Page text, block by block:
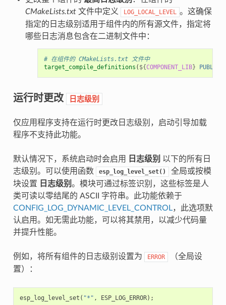
CMakeLists.txt文件中定义 LOG_LOCAL_LEVEL 。这确保
指定的日志级别适用于组件内的所有源文件，指定将
哪些日志消息包含在二进制文件中：
# 在组件的 CMakeLists.txt 文件中
target_compile_definitions ( ${COMPONENT_LIB} PUBLIC
运行时更改 日志级别
仅应用程序支持在运行时更改日志级别，启动引导加载
程序不支持此功能。
默认情况下，系统启动时会启用 日志级别 以下的所有日
志级别。可以使用函数
esp_log_level_set()
全局或按模
块设置 日志级别 。模块可通过标签识别，这些标签是人
类可读以零结尾的 ASCII 字符串。此功能依赖于
CONFIG_LOG_DYNAMIC_LEVEL_CONTROL，此选项默
认启用。如无需此功能，可以将其禁用，以减少代码量
并提升性能。
例如，将所有组件的日志级别设置为 ERROR
（全局设
置）：
esp_log_level_set ( "*" , ESP_LOG_ERROR);